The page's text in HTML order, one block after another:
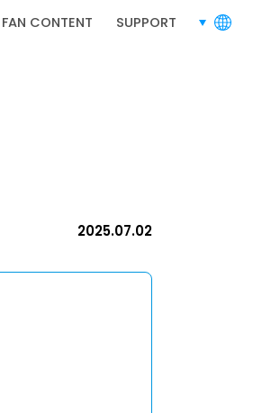
FAN CONTENT SUPPORT 言語切り替
2025.07.02